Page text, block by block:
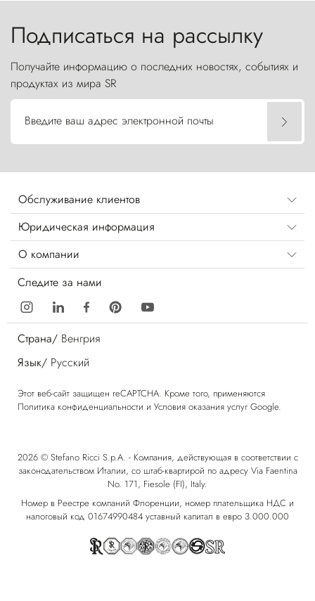
Подписаться на рассылку
Получайте информацию о последних новостях, событиях и
продуктах из мира SR
Введите ваш адрес электронной почты
Обслуживание клиентов
Юридическая информация
О компании
Следите за нами
Страна/ Венгрия
Язык/ Русский
Этот веб-сайт защищен reCAPTCHA. Кроме того, применяются
Политика конфиденциальности и Условия оказания услуг Google.
2026 © Stefano Ricci S.p.A. - Компания, действующая в соответствии с
законодательством Италии, со штаб-квартирой по адресу Via Faentina
No. 171, Fiesole (FI), Italy.
Номер в Реестре компаний Флоренции, номер плательщика НДС и
налоговый код 01674990484 уставный капитал в евро 3.000.000